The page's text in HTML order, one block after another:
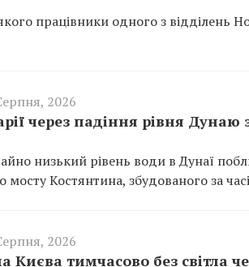
працівники одного з відділень
2026
через падіння рівня
низький рівень води в Дунаї
мосту Костянтина, збудованого за
2026
Києва тимчасово без світла